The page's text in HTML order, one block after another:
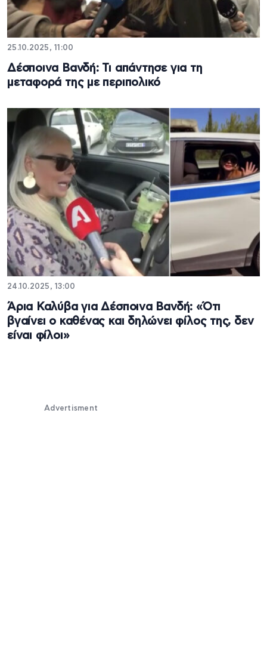
25.10.2025, 11:00
Δέσποινα Βανδή: Τι απάντησε για τη
μεταφορά της με περιπολικό
24.10.2025, 13:00
Άρια Καλύβα για Δέσποινα Βανδή: «Ότι
βγαίνει ο καθένας και δηλώνει φίλος της, δεν
είναι φίλοι»
Advertisment